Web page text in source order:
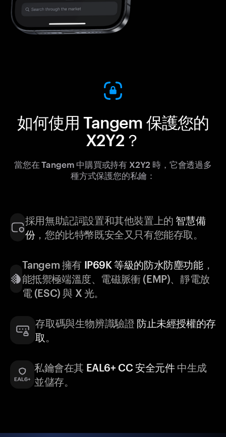
如何使用 Tangem 保護您的
X2Y2？
當您在 Tangem 中購買或持有 X2Y2 時，它會透過多
種方式保護您的私鑰：
採用無助記詞設置和其他裝置上的 智慧備
份，您的比特幣既安全又只有您能存取。
Tangem 擁有 IP69K 等級的防水防塵功能，
能抵禦極端溫度、電磁脈衝 (EMP)、靜電放
電 (ESC) 與 X 光。
存取碼與生物辨識驗證 防止未經授權的存
取 。
私鑰會在其 EAL6+ CC 安全元件中生成
並儲存。